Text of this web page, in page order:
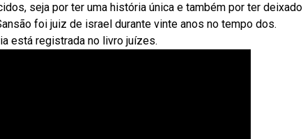
seja por ter uma história única e também por ter deixado
foi juiz de israel durante vinte anos no tempo dos.
está registrada no livro juízes.